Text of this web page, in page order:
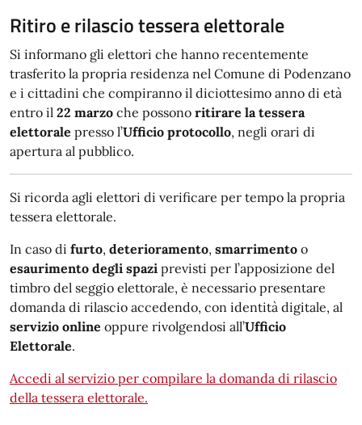
Ritiro e rilascio tessera elettorale
Si informano gli elettori che hanno recentemente
trasferito la propria residenza nel Comune di Podenzano
e i cittadini che compiranno il diciottesimo anno di età
entro il 22 marzo che possono ritirare la tessera
elettorale presso l’Ufficio protocollo, negli orari di
apertura al pubblico.
Si ricorda agli elettori di verificare per tempo la propria
tessera elettorale.
In caso di furto, deterioramento, smarrimento o
esaurimento degli spazi previsti per l’apposizione del
timbro del seggio elettorale, è necessario presentare
domanda di rilascio accedendo, con identità digitale, al
servizio online oppure rivolgendosi all’Ufficio
Elettorale.
Accedi al servizio per compilare la domanda di rilascio
della tessera elettorale.